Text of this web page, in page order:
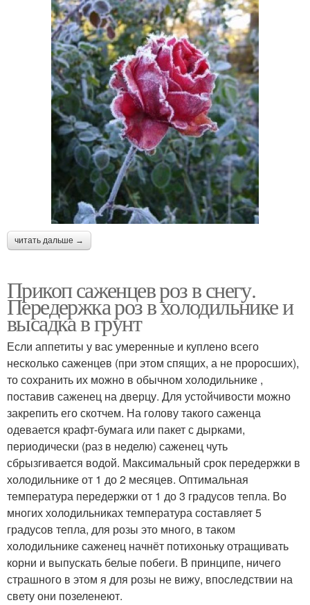
читать дальше →
Прикоп саженцев роз в снегу.
Передержка роз в холодильнике и
высадка в грунт
Если аппетиты у вас умеренные и куплено всего
несколько саженцев (при этом спящих, а не проросших),
то сохранить их можно в обычном холодильнике ,
поставив саженец на дверцу. Для устойчивости можно
закрепить его скотчем. На голову такого саженца
одевается крафт-бумага или пакет с дырками,
периодически (раз в неделю) саженец чуть
сбрызгивается водой. Максимальный срок передержки в
холодильнике от 1 до 2 месяцев. Оптимальная
температура передержки от 1 до 3 градусов тепла. Во
многих холодильниках температура составляет 5
градусов тепла, для розы это много, в таком
холодильнике саженец начнёт потихоньку отращивать
корни и выпускать белые побеги. В принципе, ничего
страшного в этом я для розы не вижу, впоследствии на
свету они позеленеют.